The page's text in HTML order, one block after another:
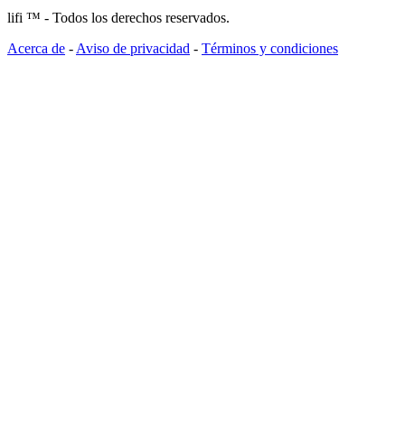
lifi ™ - Todos los derechos reservados.
Acerca de - Aviso de privacidad - Términos y condiciones